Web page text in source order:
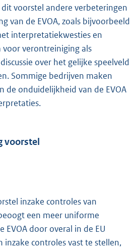
voorstel andere verbeteringen
van de EVOA, zoals bijvoorbeeld
interpretatiekwesties en
verontreiniging als
over het gelijke speelveld
Sommige bedrijven maken
de onduidelijkheid van de EVOA
voorstel
inzake controles van
een meer uniforme
EVOA door overal in de EU
inzake controles vast te stellen,